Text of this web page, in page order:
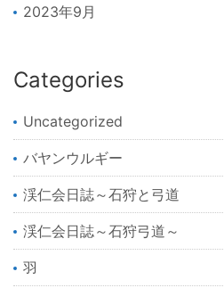
2023年9月
Categories
Uncategorized
バヤンウルギー
渓仁会日誌～石狩と弓道
渓仁会日誌～石狩弓道～
羽